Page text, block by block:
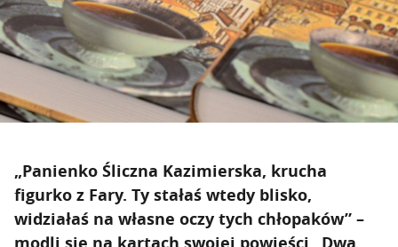
„Panienko Śliczna Kazimierska, krucha
figurko z Fary. Ty stałaś wtedy blisko,
widziałaś na własne oczy tych chłopaków” –